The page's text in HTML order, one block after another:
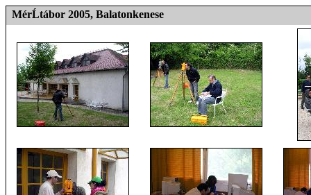
MérĹtábor 2005, Balatonkenese